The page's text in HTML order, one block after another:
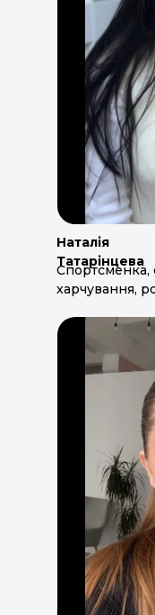
Наталія
Татарінцева
Спортсменка,
харчування,